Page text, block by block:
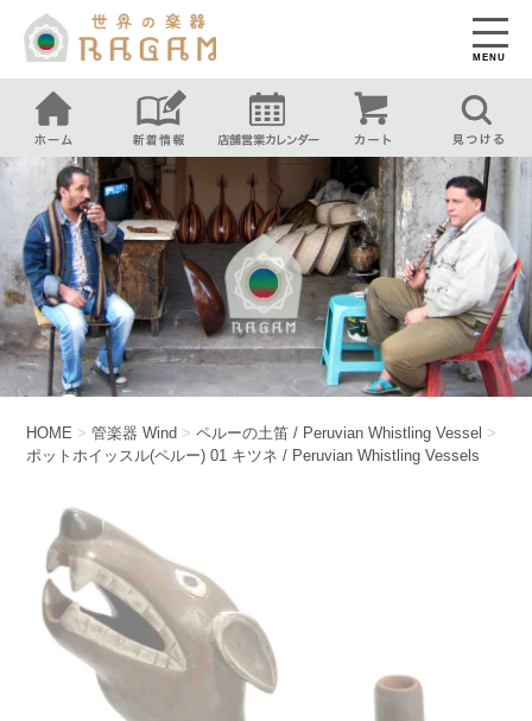
MENU
HOME >管楽器Wind >ペルーの土笛 / Peruvian Whistling Vessel >
ポットホイッスル(ペルー) 01 キツネ / Peruvian Whistling Vessels